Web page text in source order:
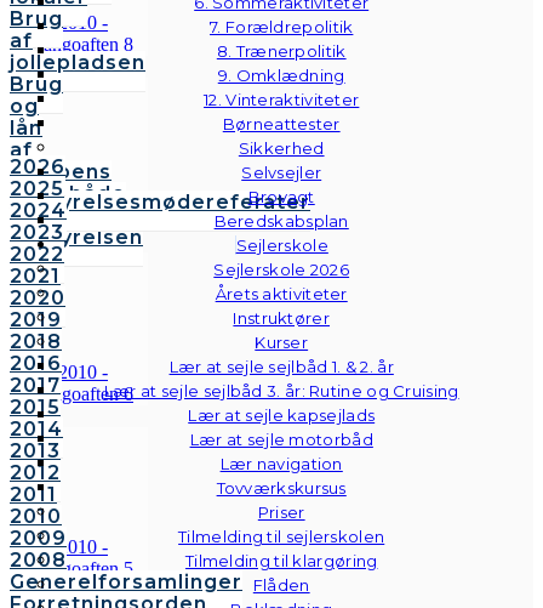
7. Forældrepolitik
8. Trænerpolitik
9. Omklædning
12. Vinteraktiviteter
Børneattester
Sikkerhed
Selvsejler
Brovagt
Beredskabsplan
Sejlerskole
Sejlerskole 2026
Årets aktiviteter
Instruktører
Kurser
Lær at sejle sejlbåd 1. & 2. år
Lær at sejle sejlbåd 3. år: Rutine og Cruising
Lær at sejle kapsejlads
Lær at sejle motorbåd
Lær navigation
Tovværkskursus
Priser
Tilmelding til sejlerskolen
Tilmelding til klargøring
Flåden
Brug
af
jollepladsen
Brug
og
lån
af
klubbens
følgebåde
Vedtægter
Bestyrelsen
Bestyrelsesmødereferater
2026
2025
2024
2023
2022
2021
2020
2019
2018
2016
2017
2015
2014
2013
2012
2011
2010
2009
2008
Generelforsamlinger